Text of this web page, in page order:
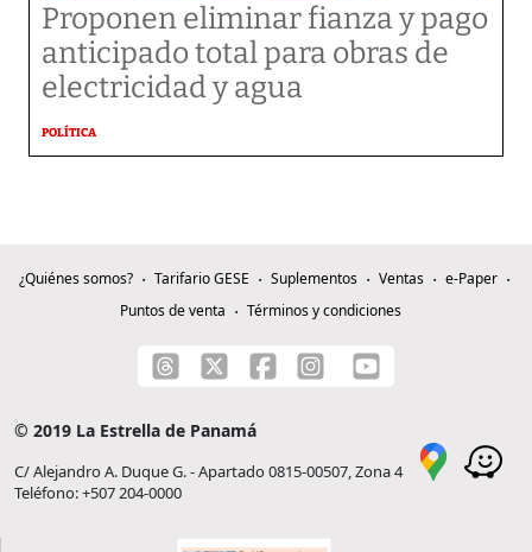
Proponen eliminar fianza y pago
anticipado total para obras de
electricidad y agua
POLÍTICA
¿Quiénes somos? Tarifario GESE Suplementos Ventas
e-Paper
Puntos de venta
Términos y condiciones
© 2019 La Estrella de Panamá
C/ Alejandro A. Duque G. - Apartado 0815-00507, Zona 4
Teléfono: +507 204-0000